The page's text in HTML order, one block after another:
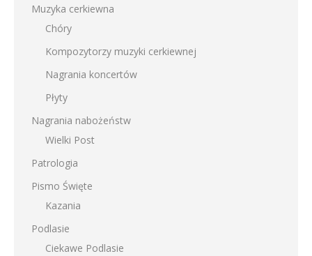
Muzyka cerkiewna
Chóry
Kompozytorzy muzyki cerkiewnej
Nagrania koncertów
Płyty
Nagrania nabożeństw
Wielki Post
Patrologia
Pismo Święte
Kazania
Podlasie
Ciekawe Podlasie